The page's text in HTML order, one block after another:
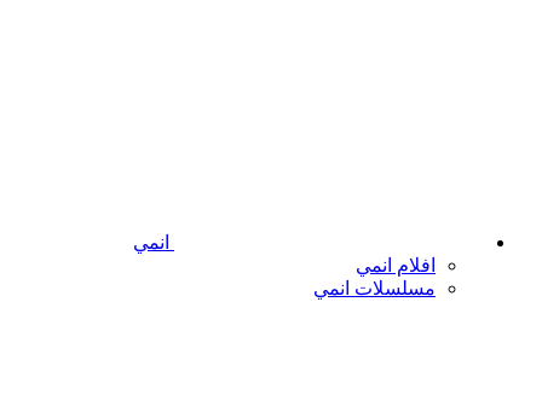
انمي
افلام انمي
مسلسلات انمي